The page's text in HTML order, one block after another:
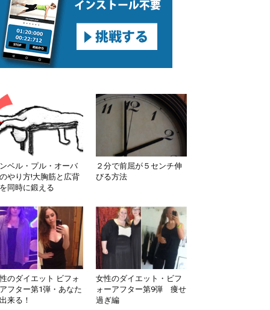
ベル・プル・オーバ
やり方!大胸筋と広背
同時に鍛える
２分で前屈が５センチ伸
びる方法
のダイエット ビフォ
フター第1弾・あなた
来る！
女性のダイエット・ビフ
ォーアフター第9弾 痩せ
過ぎ編